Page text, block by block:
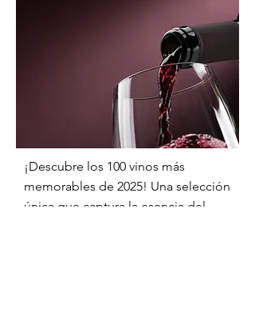
¡Descubre los 100 vinos más
memorables de 2025! Una selección
única que captura la esencia del